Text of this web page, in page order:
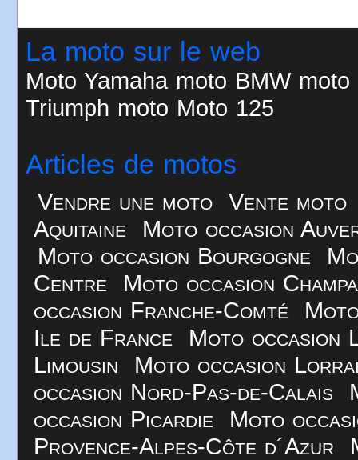
La moto sur le web
Moto Yamaha moto BMW moto
Triumph moto Moto 125
Articles de motos
Vendre une moto
Vente moto
Aquitaine
Moto occasion
Moto occasion Bourgogne
Centre
Moto occasion
occasion Franche-Comté
Ile de France
Moto occasion
Limousin
Moto occasion
occasion Nord-Pas-de-Calais
occasion Picardie
Moto
Provence-Alpes-Côte d´Azur